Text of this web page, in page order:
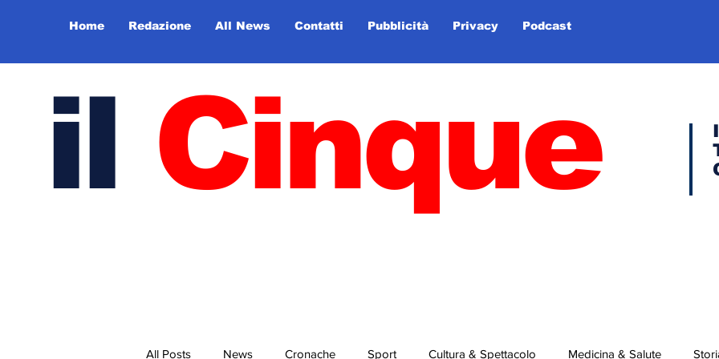
Home Redazione All News Contatti Pubblicità Privacy Podcast
il Cinque
All Posts News Cronache Sport Cultura & Spettacolo Medicina & Salute